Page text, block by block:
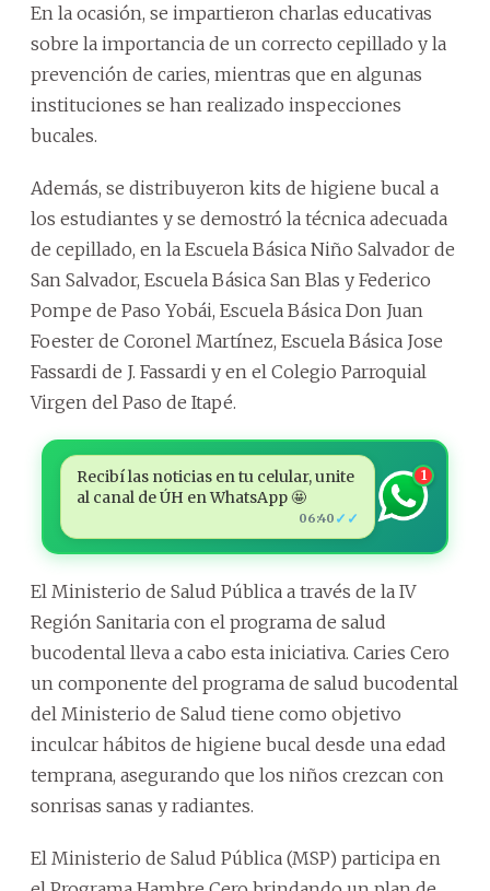
En la ocasión, se impartieron charlas educativas
sobre la importancia de un correcto cepillado y la
prevención de caries, mientras que en algunas
instituciones se han realizado inspecciones
bucales.
Además, se distribuyeron kits de higiene bucal a
los estudiantes y se demostró la técnica adecuada
de cepillado, en la Escuela Básica Niño Salvador de
San Salvador, Escuela Básica San Blas y Federico
Pompe de Paso Yobái, Escuela Básica Don Juan
Foester de Coronel Martínez, Escuela Básica Jose
Fassardi de J. Fassardi y en el Colegio Parroquial
Virgen del Paso de Itapé.
Recibí las noticias en tu celular, unite
al canal de ÚH en WhatsApp 🤩
06:40 ✓✓
1
El Ministerio de Salud Pública a través de la IV
Región Sanitaria con el programa de salud
bucodental lleva a cabo esta iniciativa. Caries Cero
un componente del programa de salud bucodental
del Ministerio de Salud tiene como objetivo
inculcar hábitos de higiene bucal desde una edad
temprana, asegurando que los niños crezcan con
sonrisas sanas y radiantes.
El Ministerio de Salud Pública (MSP) participa en